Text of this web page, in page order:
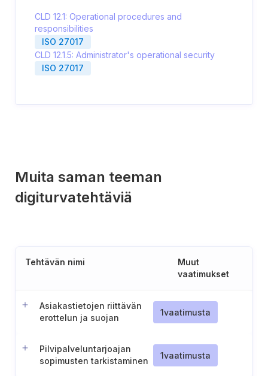
CLD 12.1: Operational procedures and
responsibilities
ISO 27017
CLD 12.1.5: Administrator's operational security
ISO 27017
Muita saman teeman
digiturvatehtäviä
Tehtävän nimi
Muut
vaatimukset
Asiakastietojen riittävän
erottelun ja suojan
1vaatimusta
Pilvipalveluntarjoajan
sopimusten tarkistaminen
1vaatimusta